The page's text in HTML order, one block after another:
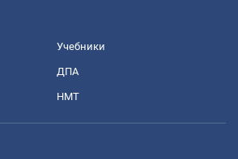
Учебники
ДПА
НМТ